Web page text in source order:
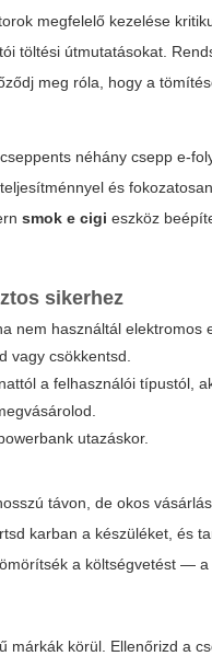
megfelelő kezelése
töltési útmutatásokat.
meg róla, hogy a
néhány csepp e-
és
smok e cigi eszköz
sikerhez
nem használtál elektromos
vagy csökkentsd.
a felhasználói típustól,
utazáskor.
távon, de okos
karban a készüléket, és
a költségvetést —
körül. Ellenőrizd a